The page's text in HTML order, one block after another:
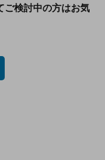
ご検討中の方はお気